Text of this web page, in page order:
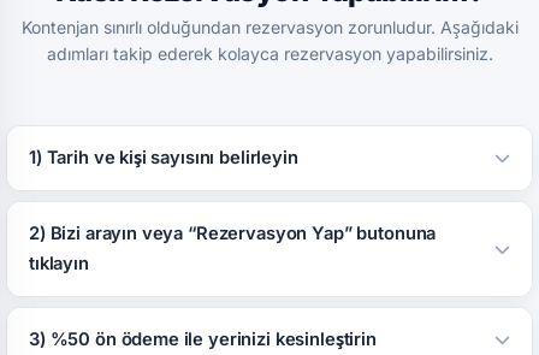
Kontenjan sınırlı olduğundan rezervasyon zorunludur. Aşağıdaki
adımları takip ederek kolayca rezervasyon yapabilirsiniz.
1) Tarih ve kişi sayısını belirleyin
2) Bizi arayın veya “Rezervasyon Yap” butonuna
tıklayın
3) %50 ön ödeme ile yerinizi kesinleştirin